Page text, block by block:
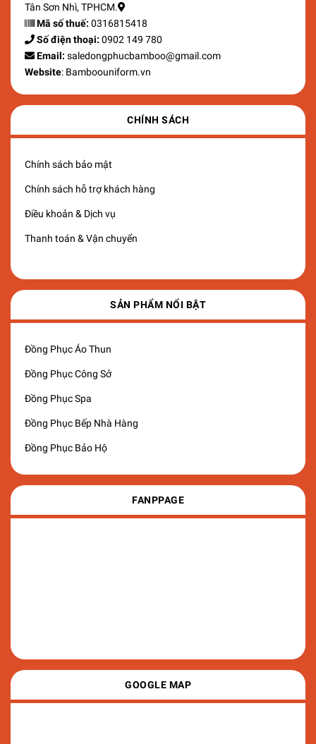
Tân Sơn Nhì, TPHCM.
Mã số thuế: 0316815418
Số điện thoại: 0902 149 780
Email: saledongphucbamboo@gmail.com
Website: Bamboouniform.vn
CHÍNH SÁCH
Chính sách bảo mật
Chính sách hỗ trợ khách hàng
Điều khoản & Dịch vụ
Thanh toán & Vận chuyển
SẢN PHẨM NỔI BẬT
Đồng Phục Áo Thun
Đồng Phục Công Sở
Đồng Phục Spa
Đồng Phục Bếp Nhà Hàng
Đồng Phục Bảo Hộ
FANPPAGE
GOOGLE MAP